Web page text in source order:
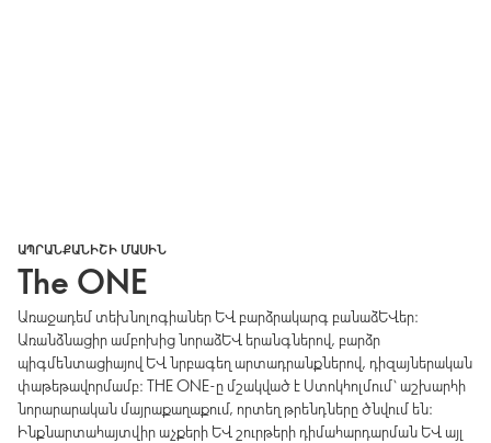
ԱՊՐԱՆՔԱՆԻՇԻ ՄԱՍԻՆ
The ONE
Առաջադեմ տեխնոլոգիաներ և բարձրակարգ բանաձևեր։
Առանձնացիր ամբոխից նորաձև երանգներով, բարձր
պիգմենտացիայով և նրբագեղ արտադրանքներով, դիզայներական
փաթեթավորմամբ։ THE ONE-ը մշակված է Ստոկհոլմում՝ աշխարհի
նորարարական մայրաքաղաքում, որտեղ թրենդները ծնվում են։
Ինքնարտահայտվիր աչքերի և շուրթերի դիմահարդարման և այլ